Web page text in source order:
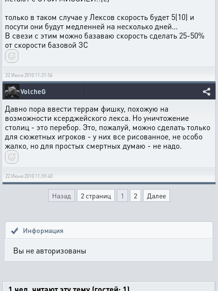
только в таком случае у Лексов скорость будет 5(10) и
посути они будут медленней на несколько дней...
В свези с этим можно базаваю скорость сделать 25-50%
от скорости базовой ЗС
22 Июня 2010 11:31:56
VolcheG
Давно пора ввести террам фишку, похожую на
возможности ксерджейского лекса. Но уничтожение
столиц - это перебор. Это, пожалуй, можно сделать только
для сюжетных игроков - у них все рисованное, не особо
жалко, но для простых смертных думаю - не надо.
22 Июня 2010 11:59:40
Назад 2 страниц 1 2 Далее
Информация
Вы не авторизованы